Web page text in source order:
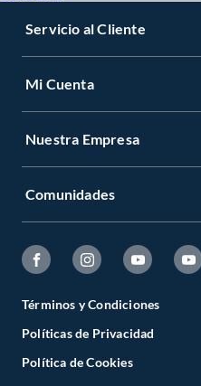
Servicio al Cliente
Mi Cuenta
Nuestra Empresa
Comunidades
Términos y Condiciones
Políticas de Privacidad
Política de Cookies